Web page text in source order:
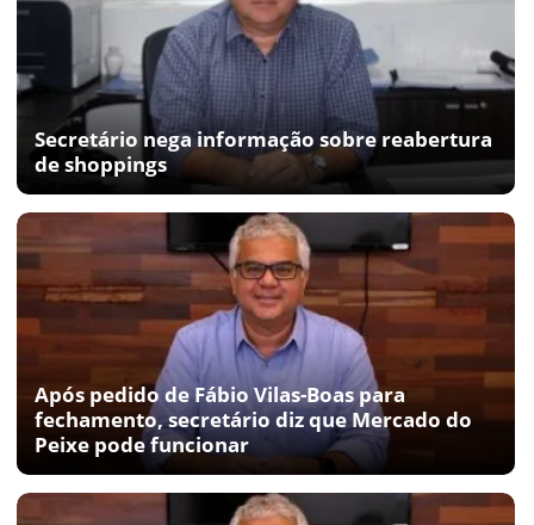
Secretário nega informação sobre reabertura
de shoppings
Após pedido de Fábio Vilas-Boas para
fechamento, secretário diz que Mercado do
Peixe pode funcionar